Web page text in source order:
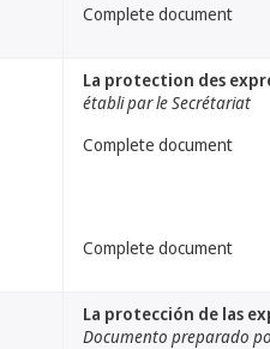
Complete document
La protection des
établi par le Secrétariat
Complete document
Complete document
La protección de las
Documento preparado